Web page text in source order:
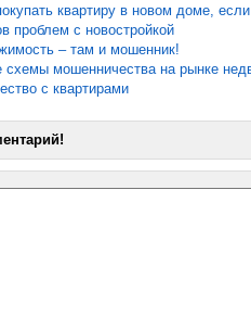
квартиру в новом доме,
проблем с новостройкой
– там и мошенник!
схемы мошенничества на рынке
с квартирами